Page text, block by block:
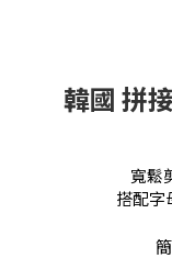
韓國 拼
寬鬆
搭配字